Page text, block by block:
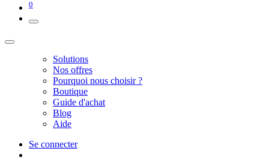
0
Solutions
Nos offres
Pourquoi nous choisir ?
Boutique
Guide d'achat
Blog
Aide
Se connecter